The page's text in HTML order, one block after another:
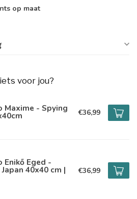
op maat
voor jou?
Maxime - Spying €36,99
Enikő Eged -
40x40 cm | €36,99